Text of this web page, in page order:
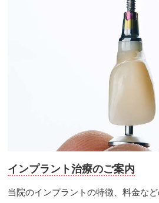
インプラント治療のご案内
当院のインプラントの特徴、料金など